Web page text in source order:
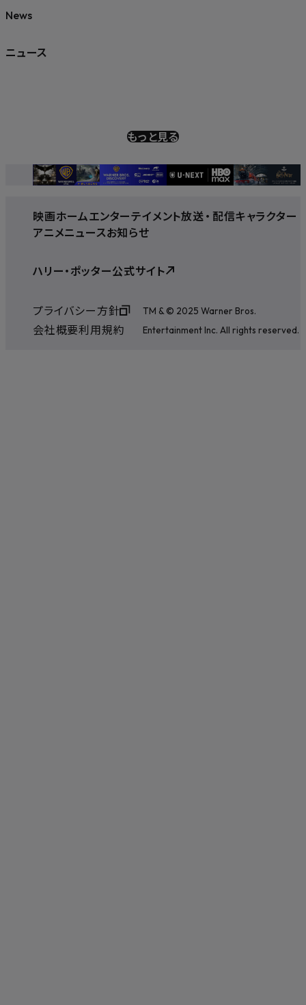
News
ニュース
もっと見る
映画ホームエンターテイメント放送・ 配信キャラクター
アニメニュースお知らせ
ハリー・ポッター公式サイト
プライバシー方針
会社概要利用規約
TM & © 2025 Warner Bros.
Entertainment Inc. All rights reserved.